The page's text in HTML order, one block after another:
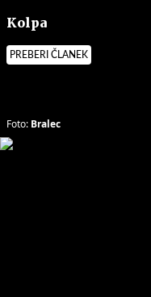
Kolpa
PREBERI ČLANEK
Foto: Bralec